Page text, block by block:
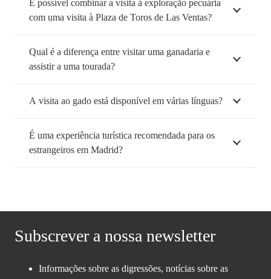
É possível combinar a visita à exploração pecuária
com uma visita à Plaza de Toros de Las Ventas?
Qual é a diferença entre visitar uma ganadaria e
assistir a uma tourada?
A visita ao gado está disponível em várias línguas?
É uma experiência turística recomendada para os
estrangeiros em Madrid?
Subscrever a nossa newsletter
Informações sobre as digressões, notícias sobre as